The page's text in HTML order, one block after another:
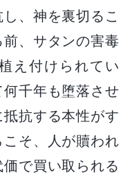
、神を裏切るこ
、サタンの害毒
え付けられてい
千年も堕落させ
抗する本性がす
そ、人が贖われ
で買い取られる